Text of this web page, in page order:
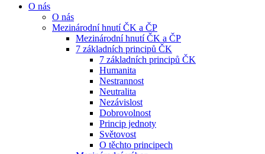
O nás
O nás
Mezinárodní hnutí ČK a ČP
Mezinárodní hnutí ČK a ČP
7 základních principů ČK
7 základních principů ČK
Humanita
Nestrannost
Neutralita
Nezávislost
Dobrovolnost
Princip jednoty
Světovost
O těchto principech